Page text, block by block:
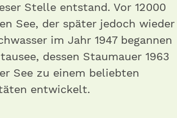
Stelle entstand. Vor 12000
See, der später jedoch wieder
im Jahr 1947 begannen
dessen Staumauer 1963
See zu einem beliebten
entwickelt.